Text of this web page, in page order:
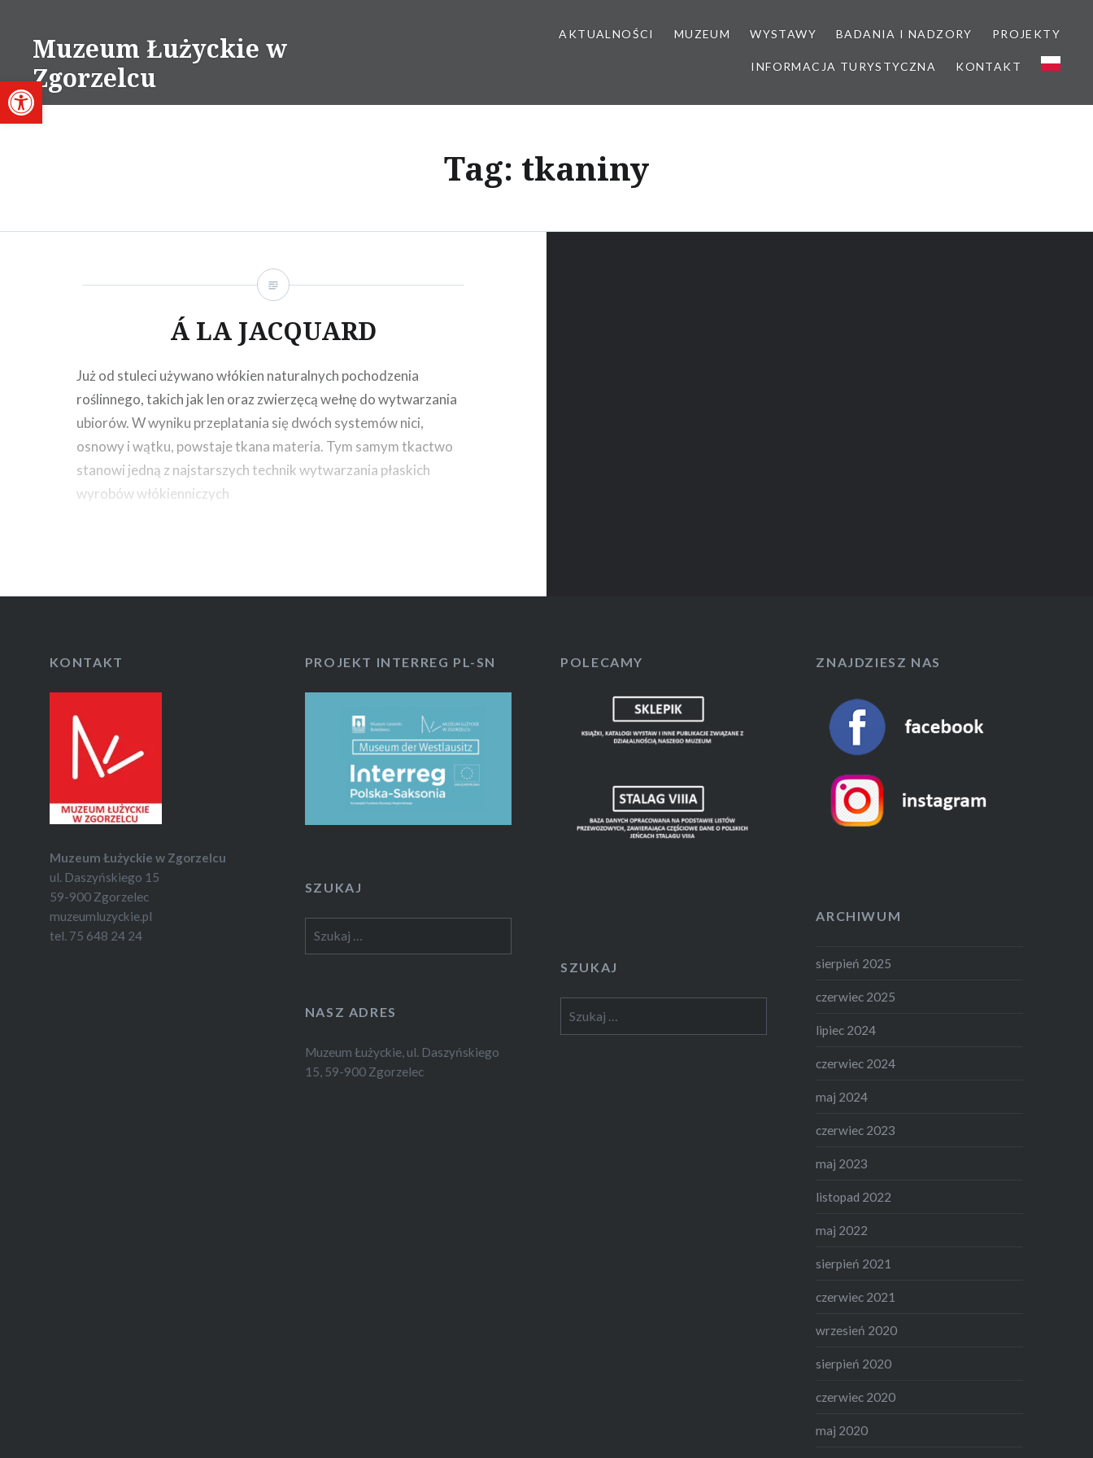
Otwórz pasek narzędzi
Muzeum Łużyckie w
Zgorzelcu
AKTUALNOŚCI MUZEUM WYSTAWY BADANIA I NADZORY PROJEKTY
INFORMACJA TURYSTYCZNA KONTAKT
Tag: tkaniny
Á LA JACQUARD
Już od stuleci używano włókien naturalnych pochodzenia
roślinnego, takich jak len oraz zwierzęcą wełnę do wytwarzania
ubiorów. W wyniku przeplatania się dwóch systemów nici,
osnowy i wątku, powstaje tkana materia. Tym samym tkactwo
stanowi jedną z najstarszych technik wytwarzania płaskich
wyrobów włókienniczych
KONTAKT
Muzeum Łużyckie w Zgorzelcu
ul. Daszyńskiego 15
59-900 Zgorzelec
muzeumluzyckie.pl
tel. 75 648 24 24
PROJEKT INTERREG PL-SN POLECAMY ZNAJDZIESZ NAS
SZUKAJ
ARCHIWUM
sierpień 2025
czerwiec 2025
lipiec 2024
czerwiec 2024
maj 2024
czerwiec 2023
maj 2023
listopad 2022
maj 2022
sierpień 2021
czerwiec 2021
wrzesień 2020
sierpień 2020
czerwiec 2020
maj 2020
SZUKAJ
NASZ ADRES
Muzeum Łużyckie, ul. Daszyńskiego
15, 59-900 Zgorzelec